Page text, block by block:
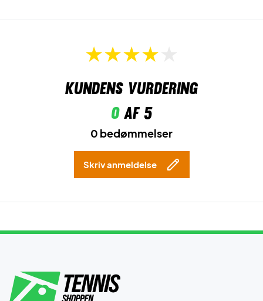
Kundens vurdering
0af 5
0 bedømmelser
Skriv anmeldelse